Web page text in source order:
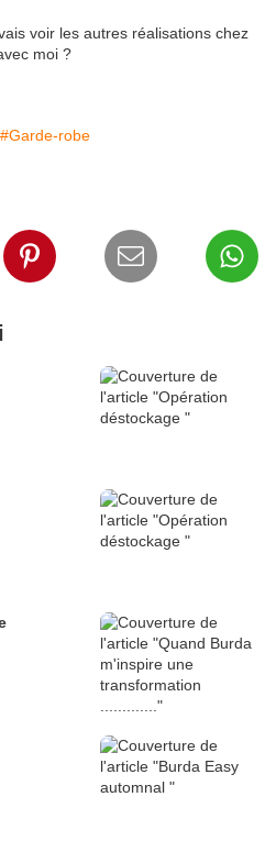
voir les autres réalisations chez
moi ?
#Garde-robe